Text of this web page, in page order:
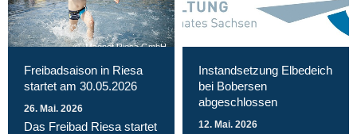
Magnet Riesa GmbH
Freibadsaison in Riesa
startet am 30.05.2026
26. Mai. 2026
Das Freibad Riesa startet
Instandsetzung Elbedeich
bei Bobersen
abgeschlossen
12. Mai. 2026